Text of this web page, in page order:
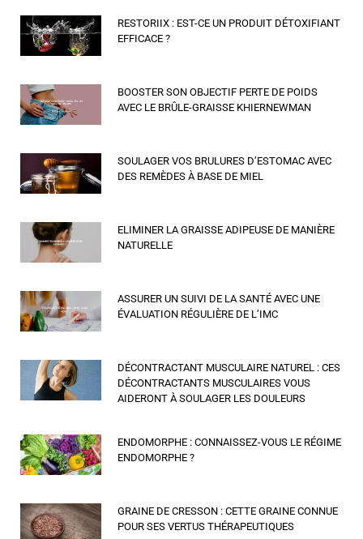
RESTORIIX : EST-CE UN PRODUIT DÉTOXIFIANT
EFFICACE ?
BOOSTER SON OBJECTIF PERTE DE POIDS
AVEC LE BRÛLE-GRAISSE KHIERNEWMAN
SOULAGER VOS BRULURES D’ESTOMAC AVEC
DES REMÈDES À BASE DE MIEL
ELIMINER LA GRAISSE ADIPEUSE DE MANIÈRE
NATURELLE
ASSURER UN SUIVI DE LA SANTÉ AVEC UNE
ÉVALUATION RÉGULIÈRE DE L’IMC
DÉCONTRACTANT MUSCULAIRE NATUREL : CES
DÉCONTRACTANTS MUSCULAIRES VOUS
AIDERONT À SOULAGER LES DOULEURS
ENDOMORPHE : CONNAISSEZ-VOUS LE RÉGIME
ENDOMORPHE ?
GRAINE DE CRESSON : CETTE GRAINE CONNUE
POUR SES VERTUS THÉRAPEUTIQUES